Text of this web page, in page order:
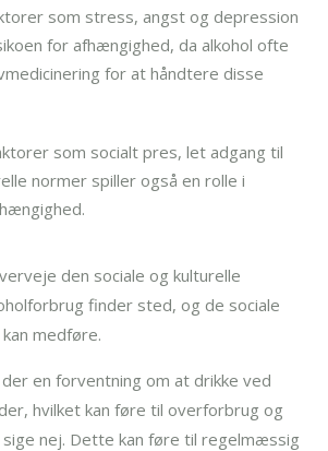
som stress, angst og depression
for afhængighed, da alkohol ofte
for at håndtere disse
som socialt pres, let adgang til
normer spiller også en rolle i
den sociale og kulturelle
finder sted, og de sociale
medføre.
en forventning om at drikke ved
hvilket kan føre til overforbrug og
nej. Dette kan føre til regelmæssig